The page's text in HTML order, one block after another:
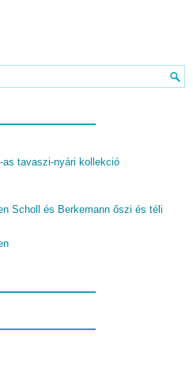
as tavaszi-nyári kollekció
Scholl és Berkemann őszi és téli